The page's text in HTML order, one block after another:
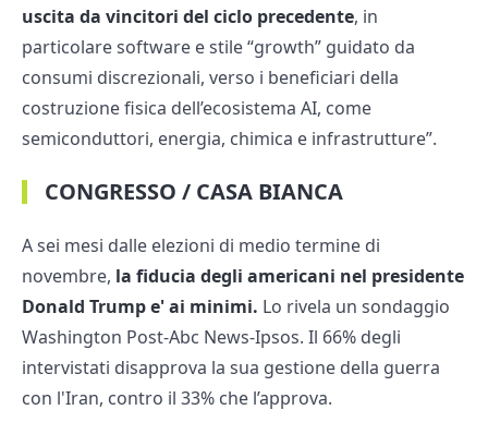
uscita da vincitori del ciclo precedente, in
particolare software e stile “growth” guidato da
consumi discrezionali, verso i beneficiari della
costruzione fisica dell’ecosistema AI, come
semiconduttori, energia, chimica e infrastrutture”.
CONGRESSO / CASA BIANCA
A sei mesi dalle elezioni di medio termine di
novembre, la fiducia degli americani nel presidente
Donald Trump e' ai minimi. Lo rivela un sondaggio
Washington Post-Abc News-Ipsos. Il 66% degli
intervistati disapprova la sua gestione della guerra
con l'Iran, contro il 33% che l’approva.